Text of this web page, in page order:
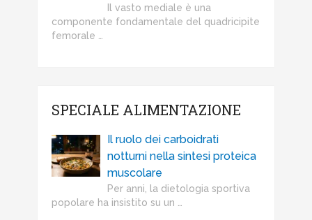
Il vasto mediale è una
componente fondamentale del quadricipite
femorale …
SPECIALE ALIMENTAZIONE
Il ruolo dei carboidrati
notturni nella sintesi proteica
muscolare
Per anni, la dietologia sportiva
popolare ha insistito su un …